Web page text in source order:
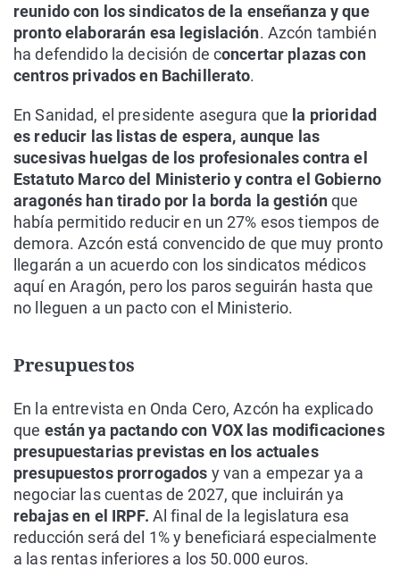
reunido con los sindicatos de la enseñanza y que
pronto elaborarán esa legislación. Azcón también
ha defendido la decisión de concertar plazas con
centros privados en Bachillerato.
En Sanidad, el presidente asegura que la prioridad
es reducir las listas de espera, aunque las
sucesivas huelgas de los profesionales contra el
Estatuto Marco del Ministerio y contra el Gobierno
aragonés han tirado por la borda la gestiónque
había permitido reducir en un 27% esos tiempos de
demora. Azcón está convencido de que muy pronto
llegarán a un acuerdo con los sindicatos médicos
aquí en Aragón, pero los paros seguirán hasta que
no lleguen a un pacto con el Ministerio.
Presupuestos
En la entrevista en Onda Cero, Azcón ha explicado
que están ya pactando con VOX las modificaciones
presupuestarias previstas en los actuales
presupuestos prorrogados y van a empezar ya a
negociar las cuentas de 2027, que incluirán ya
rebajas en el IRPF. Al final de la legislatura esa
reducción será del 1% y beneficiará especialmente
a las rentas inferiores a los 50.000 euros.